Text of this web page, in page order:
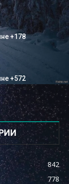
+178
+572
842
778